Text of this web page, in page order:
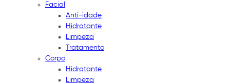
Facial
Anti-idade
Hidratante
Limpeza
Tratamento
Corpo
Hidratante
Limpeza